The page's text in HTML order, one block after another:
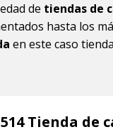
de tiendas de
hasta los
en este caso
Tienda